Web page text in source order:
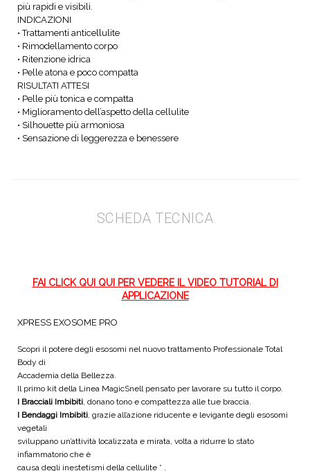
più rapidi e visibili.
INDICAZIONI
• Trattamenti anticellulite
• Rimodellamento corpo
• Ritenzione idrica
• Pelle atona e poco compatta
RISULTATI ATTESI
• Pelle più tonica e compatta
• Miglioramento dell’aspetto della cellulite
• Silhouette più armoniosa
• Sensazione di leggerezza e benessere
SCHEDA TECNICA
FAI CLICK QUI QUI PER VEDERE IL VIDEO TUTORIAL DI
APPLICAZIONE
XPRESS EXOSOME PRO
Scopri il potere degli esosomi nel nuovo trattamento Professionale Total
Body di
Accademia della Bellezza.
Il primo kit della Linea MagicSnell pensato per lavorare su tutto il corpo.
I Bracciali Imbibiti, donano tono e compattezza alle tue braccia.
I Bendaggi Imbibiti, grazie all’azione riducente e levigante degli esosomi
vegetali
sviluppano un’attività localizzata e mirata, volta a ridurre lo stato
infiammatorio che è
causa degli inestetismi della cellulite * .